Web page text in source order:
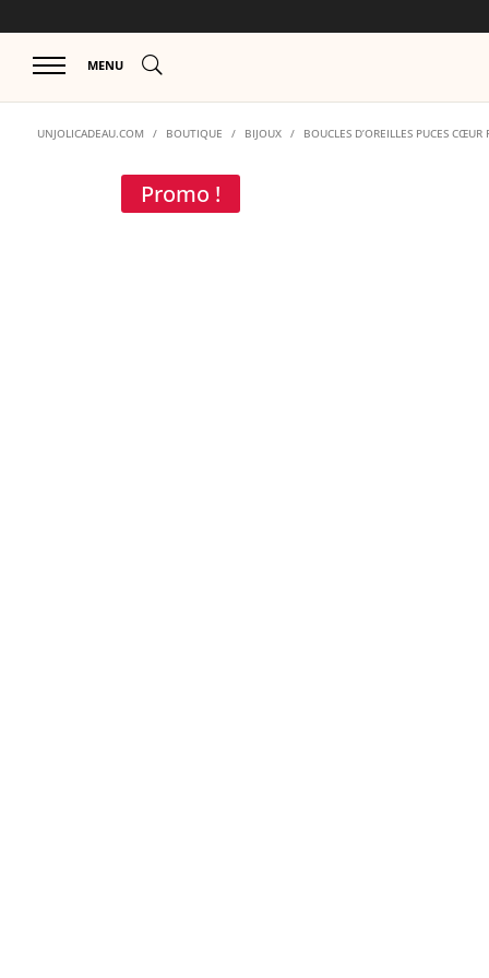
MENU U
UNJOLICADEAU.COM / BOUTIQUE / BIJOUX / BOUCLES D’OREILLES PUCES CŒUR
Promo !